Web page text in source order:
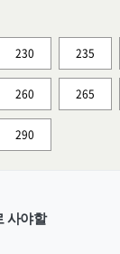
230 235
260 265
290
사야할